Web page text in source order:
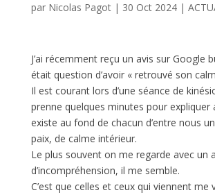
par Nicolas Pagot| 30 Oct 2024|
J’ai récemment reçu un avis sur Google
était question d’avoir « retrouvé son
Il est courant lors d’une séance de
prenne quelques minutes pour expliquer
existe au fond de chacun d’entre nous
paix, de calme intérieur.
Le plus souvent on me regarde avec un
d’incompréhension, il me semble.
C’est que celles et ceux qui viennent me